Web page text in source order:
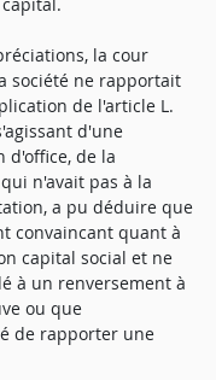
la cour
société ne rapportait
de l'article L.
d'une
d'office, de la
n'avait pas à la
a pu déduire que
convaincant quant à
capital social et ne
à un renversement à
ou que
de rapporter une